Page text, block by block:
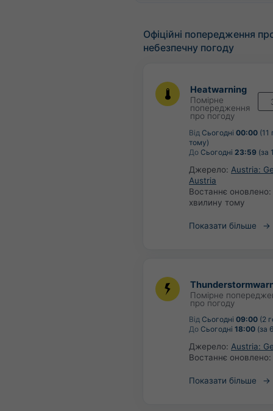
Офіційні попередження
небезпечну погоду
Heatwarning
Помірне
попередження
про погоду
Від Сьогодні 00:00 (11
тому)
До Сьогодні 23:59 (за
Джерело: Austria:
Austria
Востаннє оновлено:
хвилину тому
Показати більше
Помірне
про погоду
Від Сьогодні 09:00 (2
До Сьогодні 18:00 (за
Джерело: Austria:
Востаннє оновлено:
Показати більше